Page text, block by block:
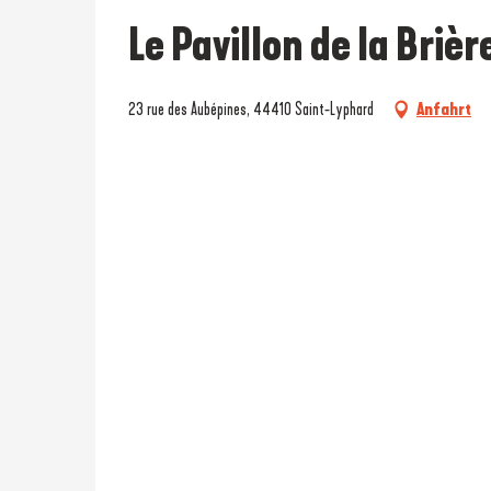
Le Pavillon de la
23 rue des Aubépines, 44410 Saint-Lyphard Anfahrt